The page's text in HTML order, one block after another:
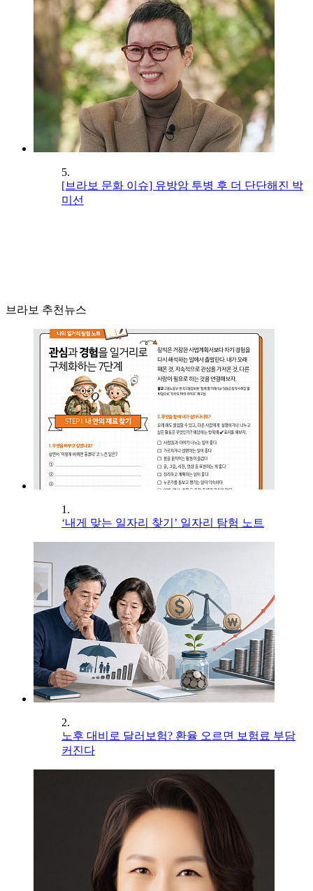
5.
[브라보 문화 이슈] 유방암 투병 후 더 단단해진 박
미선
브라보 추천뉴스
1.
‘내게 맞는 일자리 찾기’ 일자리 탐험 노트
2.
노후 대비로 달러보험? 환율 오르면 보험료 부담
커진다